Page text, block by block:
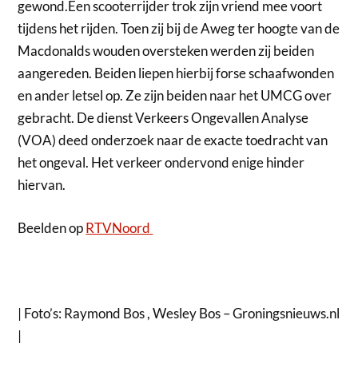
gewond.Een scooterrijder trok zijn vriend mee voort
tijdens het rijden. Toen zij bij de Aweg ter hoogte van de
Macdonalds wouden oversteken werden zij beiden
aangereden. Beiden liepen hierbij forse schaafwonden
en ander letsel op. Ze zijn beiden naar het UMCG over
gebracht. De dienst Verkeers Ongevallen Analyse
(VOA) deed onderzoek naar de exacte toedracht van
het ongeval. Het verkeer ondervond enige hinder
hiervan.
Beelden opRTVNoord
| Foto’s: Raymond Bos , Wesley Bos – Groningsnieuws.nl
|